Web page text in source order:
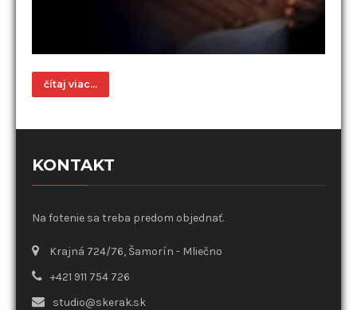
čítaj viac...
KONTAKT
Na fotenie sa treba predom objednať.
Krajná 724/76, Šamorín - Mliečno
+421 911 754 726
studio@skerak.sk